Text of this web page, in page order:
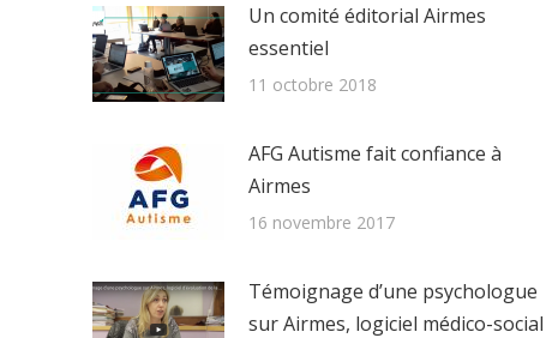
Un comité éditorial Airmes
essentiel
11 octobre 2018
AFG Autisme fait confiance à
Airmes
16 novembre 2017
Témoignage d’une psychologue
sur Airmes, logiciel médico-social